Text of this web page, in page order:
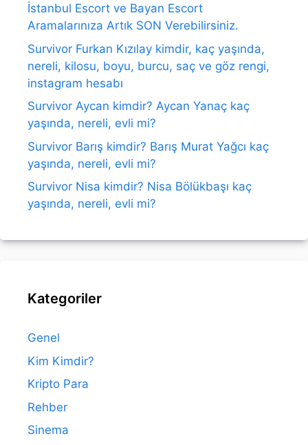
İstanbul Escort ve Bayan Escort
Aramalarınıza Artık SON Verebilirsiniz.
Survivor Furkan Kızılay kimdir, kaç yaşında,
nereli, kilosu, boyu, burcu, saç ve göz rengi,
instagram hesabı
Survivor Aycan kimdir? Aycan Yanaç kaç
yaşında, nereli, evli mi?
Survivor Barış kimdir? Barış Murat Yağcı kaç
yaşında, nereli, evli mi?
Survivor Nisa kimdir? Nisa Bölükbaşı kaç
yaşında, nereli, evli mi?
Kategoriler
Genel
Kim Kimdir?
Kripto Para
Rehber
Sinema